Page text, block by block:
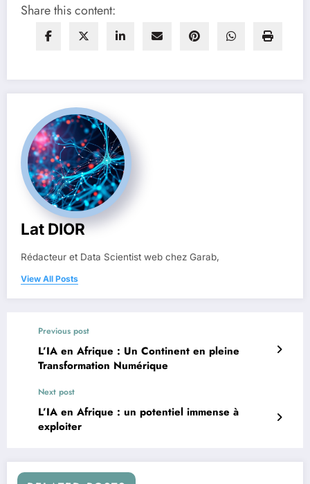
Share this content:
Lat DIOR
Rédacteur et Data Scientist web chez Garab,
View All Posts
Previous post
L’IA en Afrique : Un Continent en pleine
Transformation Numérique
Next post
L’IA en Afrique : un potentiel immense à
exploiter